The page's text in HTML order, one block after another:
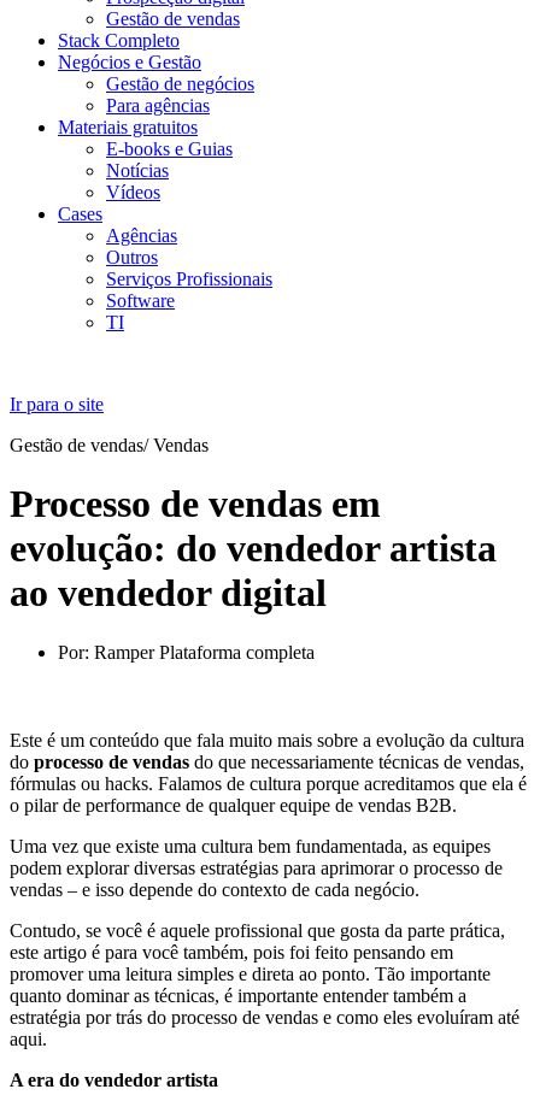
Gestão de vendas
Stack Completo
Negócios e Gestão
Gestão de negócios
Para agências
Materiais gratuitos
E-books e Guias
Notícias
Vídeos
Cases
Agências
Outros
Serviços Profissionais
Software
TI
Ir para o site
Gestão de vendas/Vendas
Processo de vendas em
evolução: do vendedor artista
ao vendedor digital
Por: Ramper Plataforma completa
Este é um conteúdo que fala muito mais sobre a evolução da cultura
do processo de vendas do que necessariamente técnicas de vendas,
fórmulas ou hacks. Falamos de cultura porque acreditamos que ela é
o pilar de performance de qualquer equipe de vendas B2B.
Uma vez que existe uma cultura bem fundamentada, as equipes
podem explorar diversas estratégias para aprimorar o processo de
vendas – e isso depende do contexto de cada negócio.
Contudo, se você é aquele profissional que gosta da parte prática,
este artigo é para você também, pois foi feito pensando em
promover uma leitura simples e direta ao ponto. Tão importante
quanto dominar as técnicas, é importante entender também a
estratégia por trás do processo de vendas e como eles evoluíram até
aqui.
A era do vendedor artista